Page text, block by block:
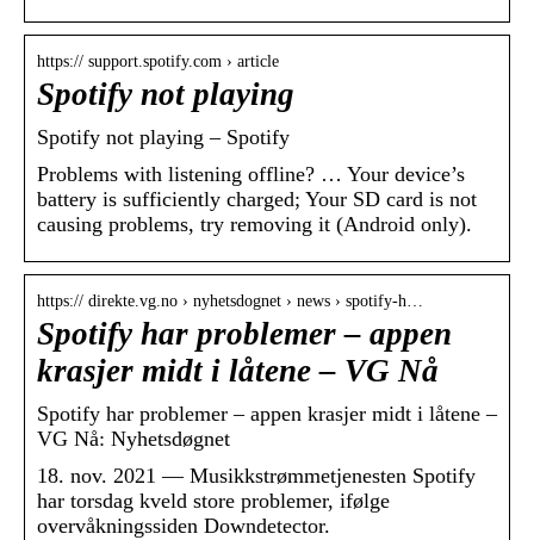
https:// support.spotify.com › article
Spotify not playing
Spotify not playing – Spotify
Problems with listening offline? … Your device’s
battery is sufficiently charged; Your SD card is not
causing problems, try removing it (Android only).
https:// direkte.vg.no › nyhetsdognet › news › spotify-h…
Spotify har problemer – appen
krasjer midt i låtene – VG Nå
Spotify har problemer – appen krasjer midt i låtene –
VG Nå: Nyhetsdøgnet
18. nov. 2021 — Musikkstrømmetjenesten Spotify
har torsdag kveld store problemer, ifølge
overvåkningssiden Downdetector.